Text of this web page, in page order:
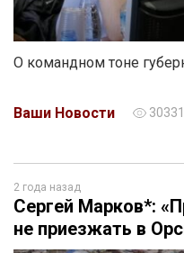
О командном тоне
Ваши Новости 30331
2 года назад
Сергей Марков*:
не приезжать в